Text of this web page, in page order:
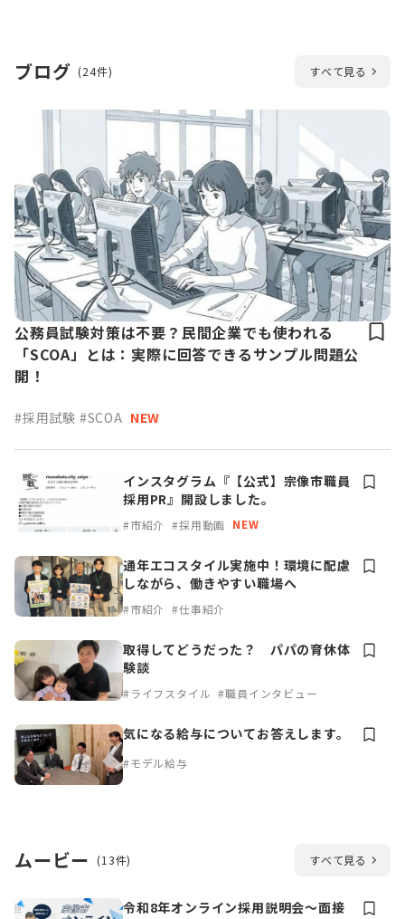
ブログ (24件) すべて見る
公務員試験対策は不要？民間企業でも使われる
「SCOA」とは：実際に回答できるサンプル問題公
開！
#採用試験 #SCOA NEW
インスタグラム『【公式】宗像市職員
採用PR』開設しました。
#市紹介 #採用動画 NEW
通年エコスタイル実施中！環境に配慮
しながら、働きやすい職場へ
#市紹介 #仕事紹介
取得してどうだった？ パパの育休体
験談
#ライフスタイル #職員インタビュー
気になる給与についてお答えします。
#モデル給与
ムービー (13件) すべて見る
令和8年オンライン採用説明会～面接